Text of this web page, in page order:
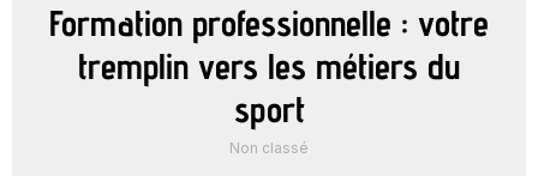
Formation professionnelle : votre
tremplin vers les métiers du
sport
Non classé